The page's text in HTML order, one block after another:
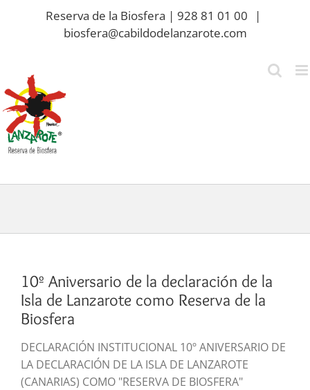
Reserva de la Biosfera | 928 81 01 00
|
biosfera@cabildodelanzarote.com
10º Aniversario de la declaración de la
Isla de Lanzarote como Reserva de la
Biosfera
DECLARACIÓN INSTITUCIONAL 10º ANIVERSARIO DE
LA DECLARACIÓN DE LA ISLA DE LANZAROTE
(CANARIAS) COMO "RESERVA DE BIOSFERA"